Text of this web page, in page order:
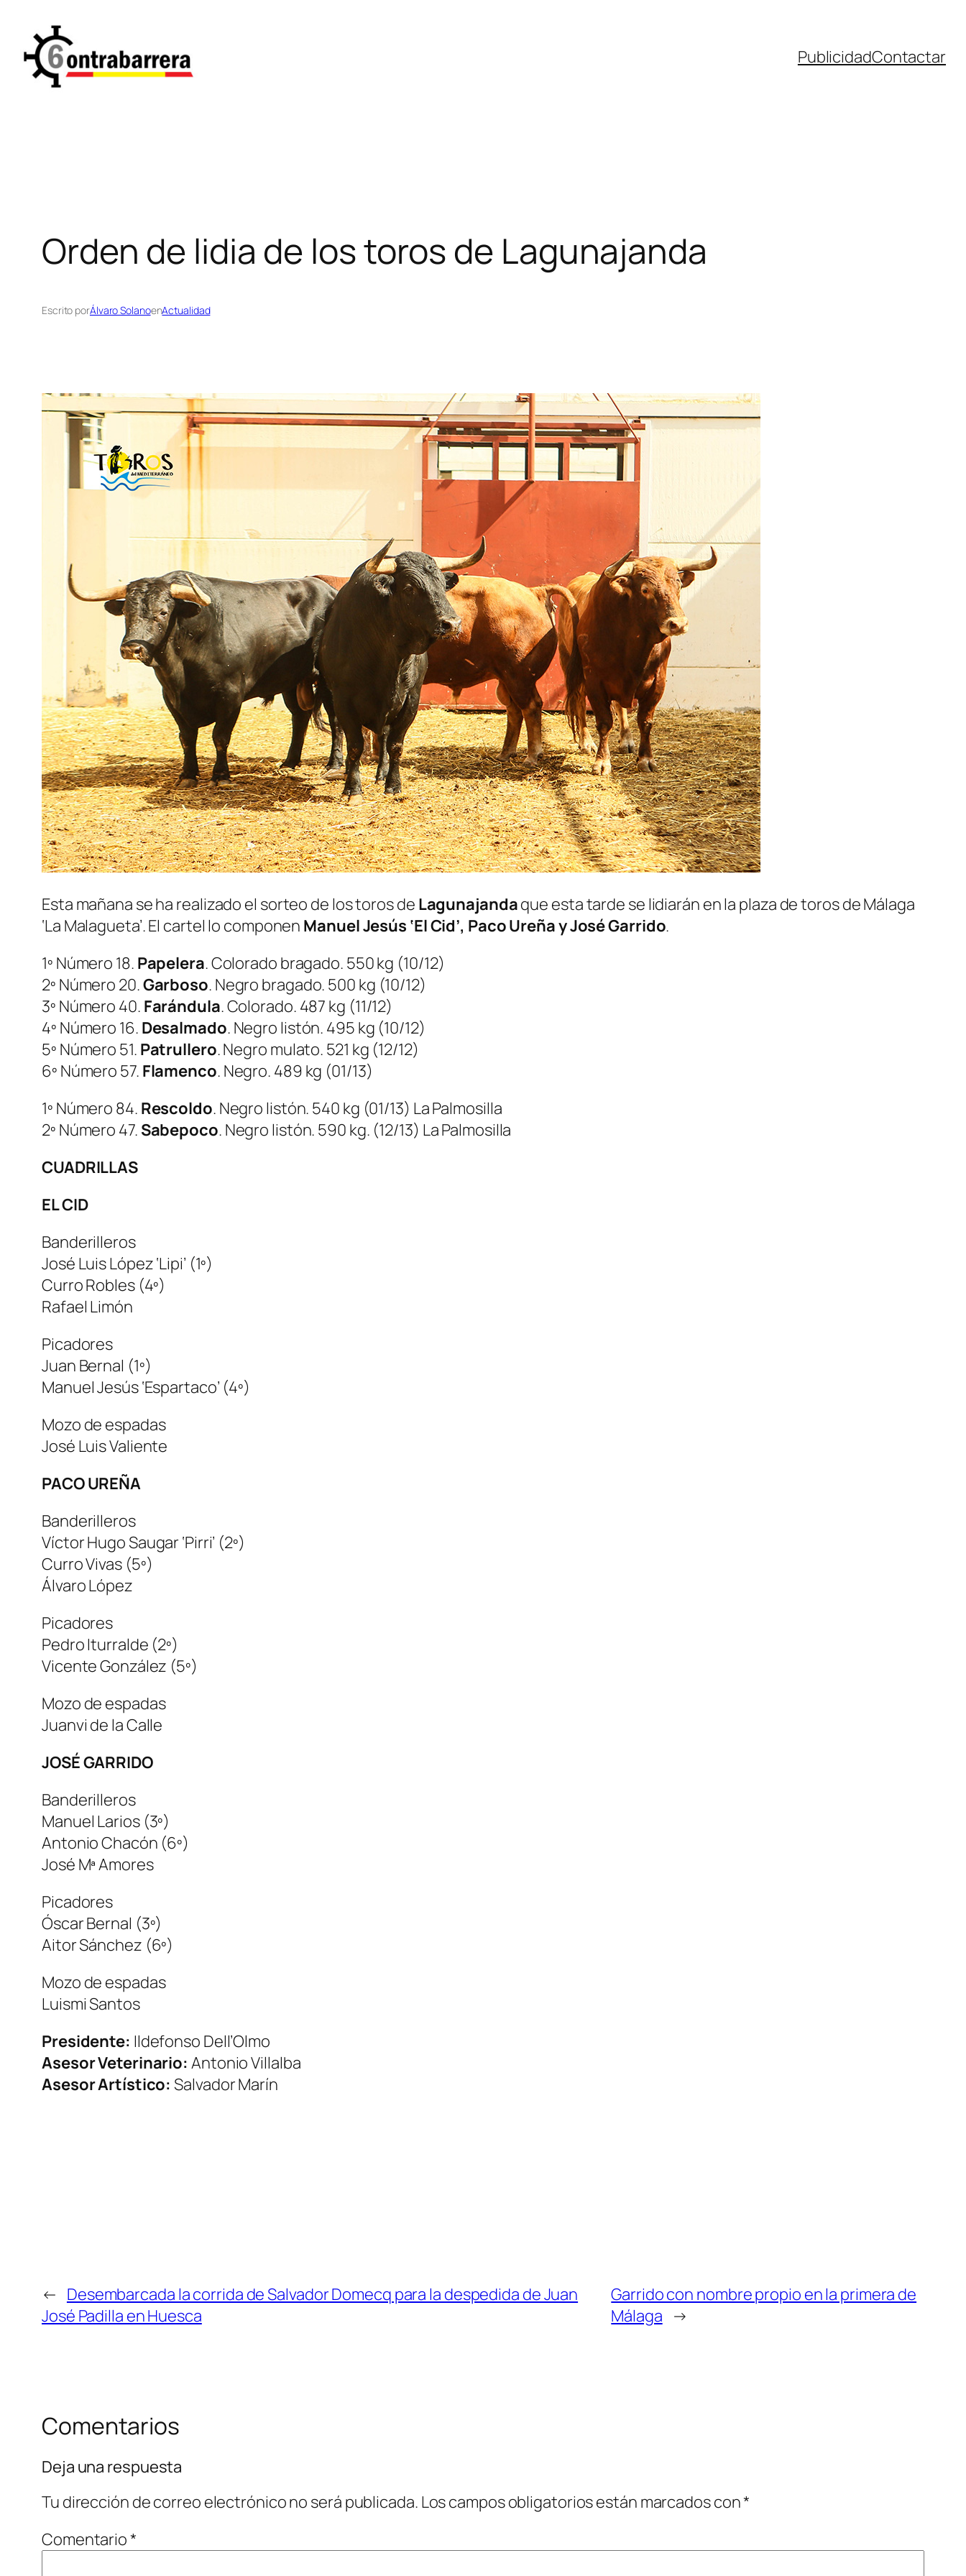
contenido
PublicidadContactar
Orden de lidia de los toros de Lagunajanda
Escrito porÁlvaro SolanoenActualidad
Esta mañana se ha realizado el sorteo de los toros de Lagunajandaque esta tarde se lidiarán en la plaza de toros de Málaga
‘La Malagueta’. El cartel lo componen Manuel Jesús ‘El Cid’, Paco Ureña y José Garrido.
1º Número 18. Papelera. Colorado bragado. 550 kg (10/12)
2º Número 20.Garboso. Negro bragado. 500 kg (10/12)
3º Número 40. Farándula. Colorado. 487 kg (11/12)
4º Número 16. Desalmado. Negro listón. 495 kg (10/12)
5º Número 51. Patrullero. Negro mulato. 521 kg (12/12)
6º Número 57. Flamenco. Negro. 489 kg (01/13)
1º Número 84. Rescoldo. Negro listón. 540 kg (01/13) La Palmosilla
2º Número 47. Sabepoco. Negro listón. 590 kg. (12/13) La Palmosilla
CUADRILLAS
EL CID
Banderilleros
José Luis López ‘Lipi’ (1º)
Curro Robles (4º)
Rafael Limón
Picadores
Juan Bernal (1º)
Manuel Jesús ‘Espartaco’ (4º)
Mozo de espadas
José Luis Valiente
PACO UREÑA
Banderilleros
Víctor Hugo Saugar ‘Pirri’ (2º)
Curro Vivas (5º)
Álvaro López
Picadores
Pedro Iturralde (2º)
Vicente González (5º)
Mozo de espadas
Juanvi de la Calle
JOSÉ GARRIDO
Banderilleros
Manuel Larios (3º)
Antonio Chacón (6º)
José Mª Amores
Picadores
Óscar Bernal (3º)
Aitor Sánchez (6º)
Mozo de espadas
Luismi Santos
Presidente: Ildefonso Dell’Olmo
Asesor Veterinario: Antonio Villalba
Asesor Artístico: Salvador Marín
← Desembarcada la corrida de Salvador Domecq para la despedida de Juan
José Padilla en Huesca
Garrido con nombre propio en la primera de
Málaga →
Comentarios
Deja una respuesta
Tu dirección de correo electrónico no será publicada. Los campos obligatorios están marcados con*
Comentario*